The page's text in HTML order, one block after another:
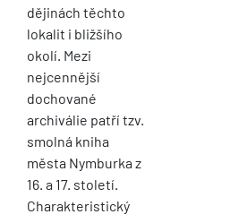
dějinách těchto
lokalit i bližšího
okolí. Mezi
nejcennější
dochované
archiválie patří tzv.
smolná kniha
města Nymburka z
16. a 17. století.
Charakteristický